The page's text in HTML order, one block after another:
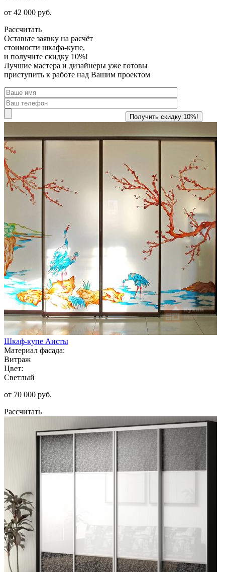
от 42 000 руб.
Рассчитать
Оставьте заявку на расчёт
стоимости шкафа-купе,
и получите скидку 10%!
Лучшие мастера и дизайнеры уже готовы
приступить к работе над Вашим проектом
Шкаф-купе Аисты
Материал фасада:
Витраж
Цвет:
Светлый
от 70 000 руб.
Рассчитать